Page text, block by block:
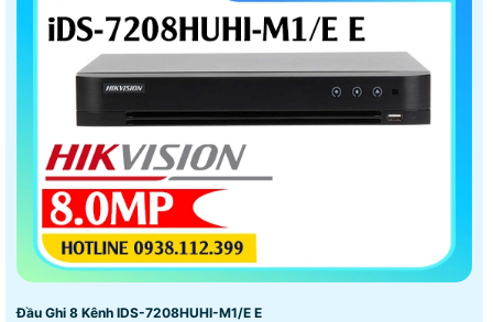
Đầu Ghi 8 Kênh IDS-7208HUHI-M1/E E